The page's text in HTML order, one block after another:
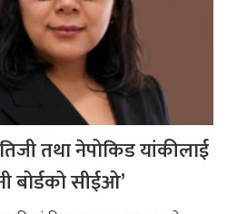
तथा नेपोकिड यांकीलाई
बोर्डको सीईओ’